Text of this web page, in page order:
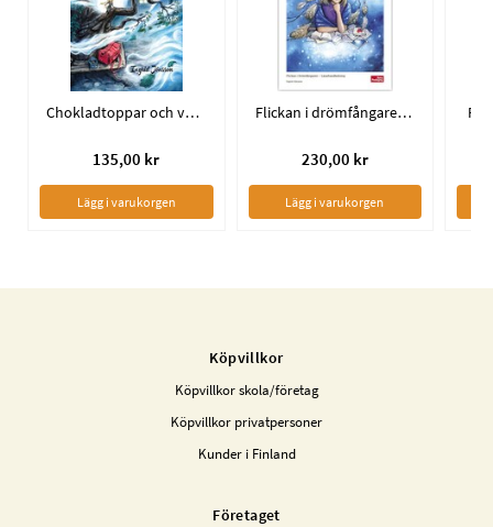
Chokladtoppar och vätteljus
135,00 kr
Lägg i varukorgen
Flickan i drömfångaren – Lärarhandledning
230,00 kr
Lägg i varukorgen
Köpvillkor
Köpvillkor skola/företag
Köpvillkor privatpersoner
Kunder i Finland
Företaget